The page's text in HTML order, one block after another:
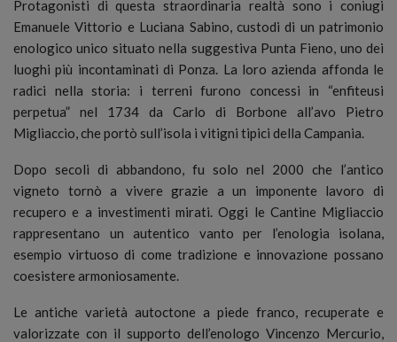
Protagonisti di questa straordinaria realtà sono i coniugi
Emanuele Vittorio e Luciana Sabino, custodi di un patrimonio
enologico unico situato nella suggestiva Punta Fieno, uno dei
luoghi più incontaminati di Ponza. La loro azienda affonda le
radici nella storia: i terreni furono concessi in “enfiteusi
perpetua” nel 1734 da Carlo di Borbone all’avo Pietro
Migliaccio, che portò sull’isola i vitigni tipici della Campania.
Dopo secoli di abbandono, fu solo nel 2000 che l’antico
vigneto tornò a vivere grazie a un imponente lavoro di
recupero e a investimenti mirati. Oggi le Cantine Migliaccio
rappresentano un autentico vanto per l’enologia isolana,
esempio virtuoso di come tradizione e innovazione possano
coesistere armoniosamente.
Le antiche varietà autoctone a piede franco, recuperate e
valorizzate con il supporto dell’enologo Vincenzo Mercurio,